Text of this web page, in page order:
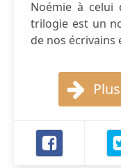
Noémie à celui
trilogie est un
de nos écrivains